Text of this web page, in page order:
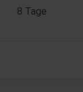
8 Tage